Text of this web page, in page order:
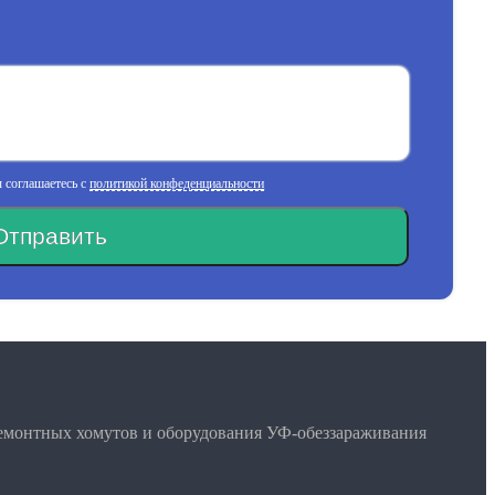
сполитикой конфеденциальности
хомутов и оборудования УФ-обеззараживания